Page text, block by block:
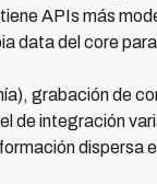
APIs más
data del core
grabación de
de integración
dispersa